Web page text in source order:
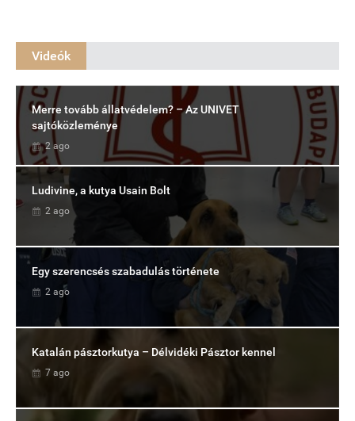
Videók
Merre tovább állatvédelem? – Az UNIVET
sajtóközleménye
2 ago
Ludivine, a kutya Usain Bolt
2 ago
Egy szerencsés szabadulás története
2 ago
Katalán pásztorkutya – Délvidéki Pásztor kennel
7 ago